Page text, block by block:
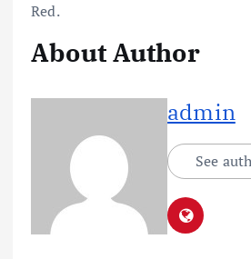
Red.
About Author
admin
See